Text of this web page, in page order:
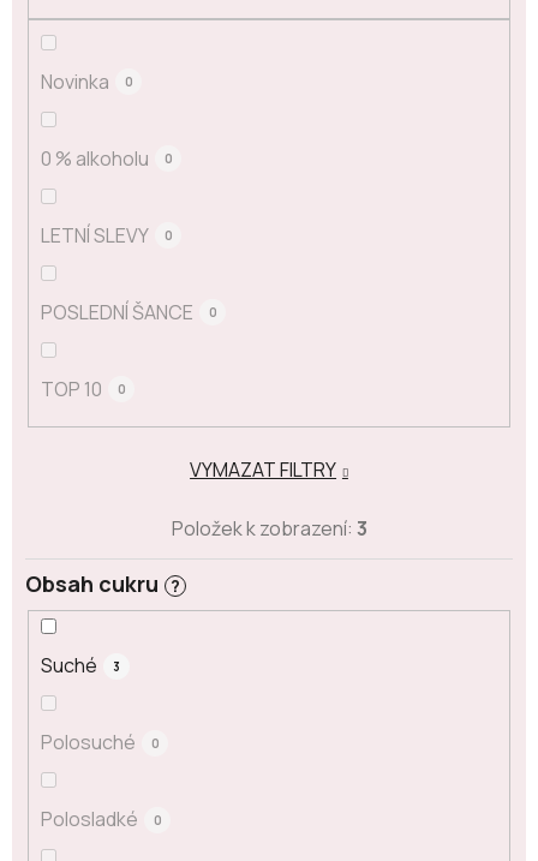
Novinka 0
0 % alkoholu 0
LETNÍ SLEVY 0
POSLEDNÍ ŠANCE 0
TOP 10 0
Obsah cukru ?
Suché 3
Polosuché 0
Polosladké 0
VYMAZAT FILTRY
Položek k zobrazení: 3